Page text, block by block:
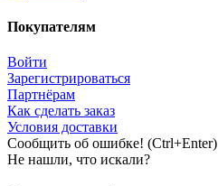
Покупателям
Войти
Зарегистрироваться
Партнёрам
Как сделать заказ
Условия доставки
Сообщить об ошибке! (Ctrl+Enter)
Не нашли, что искали?